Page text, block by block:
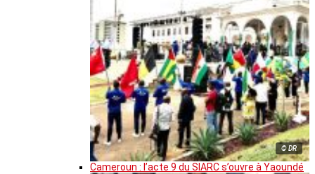
© DR
Cameroun : l’acte 9 du SIARC s’ouvre à Yaoundé